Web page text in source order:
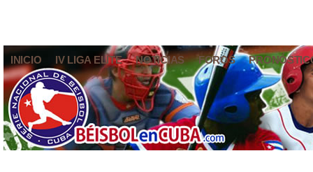
INICIO IV LIGA ELITE NOTICIAS FOROS